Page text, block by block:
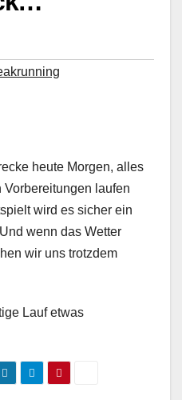
heute Morgen, alles
Vorbereitungen laufen
wird es sicher ein
wenn das Wetter
wir uns trotzdem
Lauf etwas